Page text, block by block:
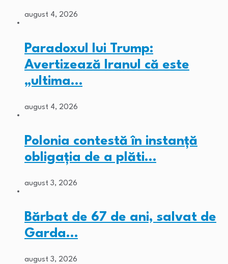
august 4, 2026
Paradoxul lui Trump:
Avertizează Iranul că este
„ultima…
august 4, 2026
Polonia contestă în instanță
obligația de a plăti…
august 3, 2026
Bărbat de 67 de ani, salvat de
Garda…
august 3, 2026